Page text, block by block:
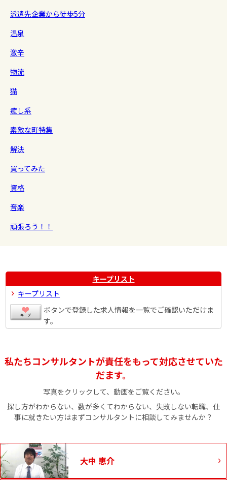
派遣先企業から徒歩5分
温泉
激辛
物流
猫
癒し系
素敵な町特集
解決
買ってみた
資格
音楽
頑張ろう！！
キープリスト
キープリスト
ボタンで登録した求人情報を一覧でご確認いただけま
す。
私たちコンサルタントが責任をもって対応させていた
だます。
写真をクリックして、動画をご覧ください。
探し方がわからない、数が多くてわからない、失敗しない転職、仕
事に就きたい方はまずコンサルタントに相談してみませんか？
大中 恵介